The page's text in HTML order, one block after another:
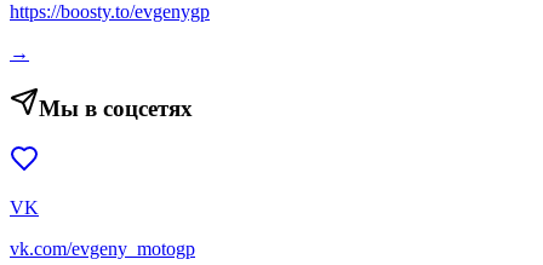
https://boosty.to/evgenygp
→
Мы в соцсетях
VK
vk.com/evgeny_motogp